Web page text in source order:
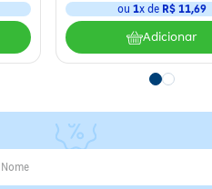
ou 1x de R$ 11,69
Adicionar